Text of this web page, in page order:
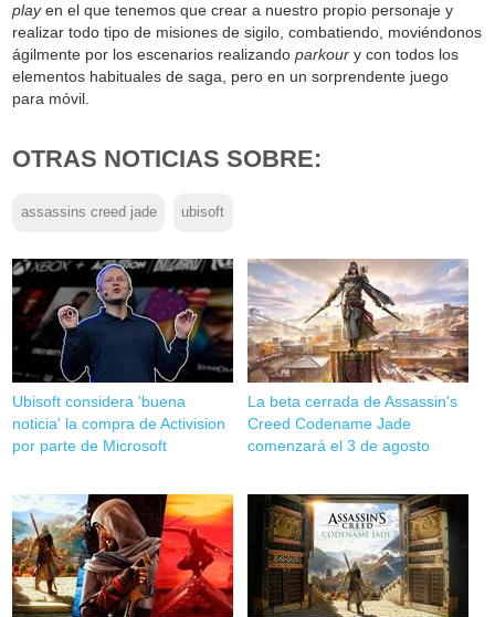
playen el que tenemos que crear a nuestro propio personaje y
realizar todo tipo de misiones de sigilo, combatiendo, moviéndonos
ágilmente por los escenarios realizandoparkour y con todos los
elementos habituales de saga, pero en un sorprendente juego
para móvil.
OTRAS NOTICIAS SOBRE:
assassins creed jade ubisoft
Ubisoft considera 'buena
noticia' la compra de Activision
por parte de Microsoft
La beta cerrada de Assassin's
Creed Codename Jade
comenzará el 3 de agosto